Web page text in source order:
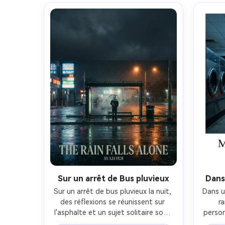
de film, détail de tissu réaliste, mise
avec bloc de crédits- -ar 4:5
de
Sur un arrêt de Bus pluvieux
Sur un arrêt de bus pluvieux la nuit,
des réflexions se réunissent sur
l'asphalte et un sujet solitaire sous
un parapluie clair, des lampadaires
Dans